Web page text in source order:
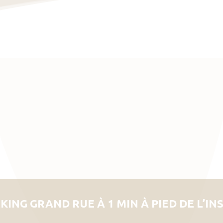
GRAND RUE À 1 MIN À PIED DE